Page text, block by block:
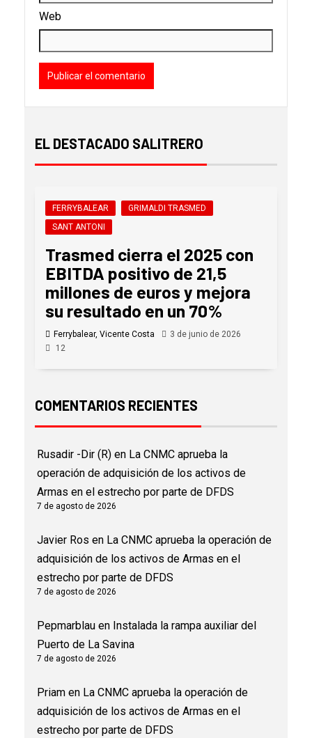
Web
EL DESTACADO SALITRERO
FERRYBALEAR
GRIMALDI TRASMED
SANT ANTONI
Trasmed cierra el 2025 con
EBITDA positivo de 21,5
millones de euros y mejora
su resultado en un 70%
Ferrybalear, Vicente Costa
3 de junio de 2026
12
COMENTARIOS RECIENTES
Rusadir -Dir (R) en La CNMC aprueba la
operación de adquisición de los activos de
Armas en el estrecho por parte de DFDS
7 de agosto de 2026
Javier Ros en La CNMC aprueba la operación de
adquisición de los activos de Armas en el
estrecho por parte de DFDS
7 de agosto de 2026
Pepmarblau en Instalada la rampa auxiliar del
Puerto de La Savina
7 de agosto de 2026
Priam en La CNMC aprueba la operación de
adquisición de los activos de Armas en el
estrecho por parte de DFDS